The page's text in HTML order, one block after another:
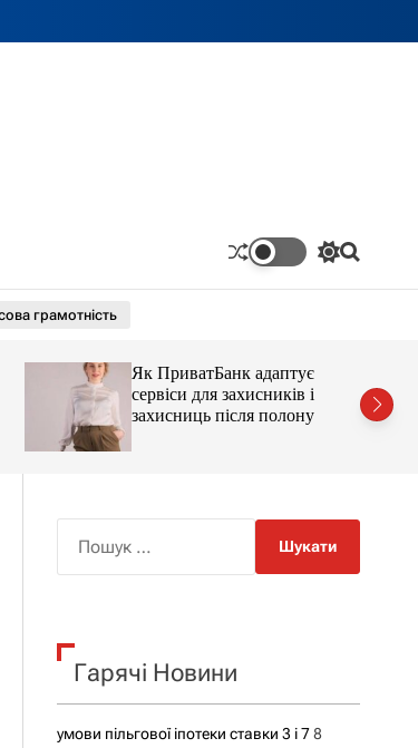
П
к
а
ч
р
о
у
П
грамотність
Як ПриватБанк адаптує
сервіси для захисників і
захисниць після полону
к
Гарячі Новини
умови пільгової іпотеки ставки 3 і 7 8